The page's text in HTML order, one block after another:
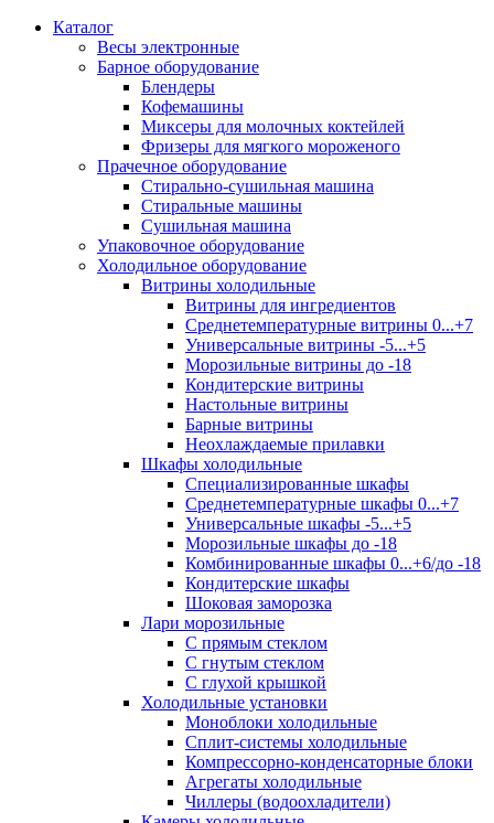
Каталог
Весы электронные
Барное оборудование
Блендеры
Кофемашины
Миксеры для молочных коктейлей
Фризеры для мягкого мороженого
Прачечное оборудование
Стирально-сушильная машина
Стиральные машины
Сушильная машина
Упаковочное оборудование
Холодильное оборудование
Витрины холодильные
Витрины для ингредиентов
Среднетемпературные витрины 0...+7
Универсальные витрины -5...+5
Морозильные витрины до -18
Кондитерские витрины
Настольные витрины
Барные витрины
Неохлаждаемые прилавки
Шкафы холодильные
Cпециализированные шкафы
Среднетемпературные шкафы 0...+7
Универсальные шкафы -5...+5
Морозильные шкафы до -18
Комбинированные шкафы 0...+6/до -18
Кондитерские шкафы
Шоковая заморозка
Лари морозильные
С прямым стеклом
С гнутым стеклом
С глухой крышкой
Холодильные установки
Моноблоки холодильные
Сплит-системы холодильные
Компрессорно-конденсаторные блоки
Агрегаты холодильные
Чиллеры (водоохладители)